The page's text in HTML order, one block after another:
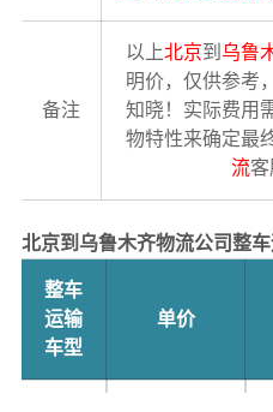
备注
以上北京到 乌鲁
明价，仅供参考
知晓！实际费用
物特性来确定最
流客
北京到乌鲁木齐物流公司整
整车
运输
车型
单价